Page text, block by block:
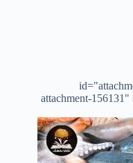
attachment-